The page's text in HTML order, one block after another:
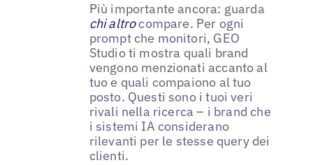
Più importante ancora: guarda
chi altrocompare. Per ogni
prompt che monitori, GEO
Studio ti mostra quali brand
vengono menzionati accanto al
tuo e quali compaiono al tuo
posto. Questi sono i tuoi veri
rivali nella ricerca – i brand che
i sistemi IA considerano
rilevanti per le stesse query dei
clienti.